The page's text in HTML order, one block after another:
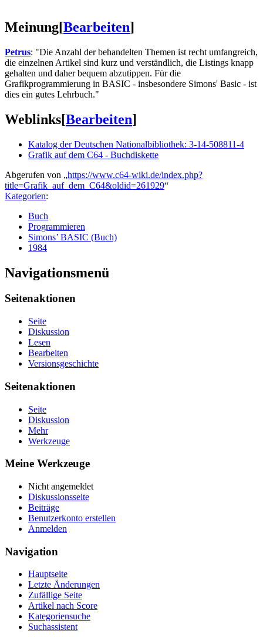
Meinung[Bearbeiten]
Petrus: "Die Anzahl der behandelten Themen ist recht umfangreich,
die einzelnen Artikel sind kurz und verständlich, die Listings knapp
gehalten und daher bequem abzutippen. Für die
Grafikprogrammierung in BASIC - insbesondere Simons' Basic - ist
dies ein gutes Lehrbuch."
Weblinks[Bearbeiten]
Katalog der Deutschen Nationalbibliothek: 3-14-508811-4
Grafik auf dem C64 - Buchdiskette
Abgerufen von „https://www.c64-wiki.de/index.php?
title=Grafik_auf_dem_C64&oldid=261929“
Kategorien:
Buch
Programmieren
Simons’ BASIC (Buch)
1984
Navigationsmenü
Seitenaktionen
Seite
Diskussion
Lesen
Bearbeiten
Versionsgeschichte
Seitenaktionen
Seite
Diskussion
Mehr
Werkzeuge
Meine Werkzeuge
Nicht angemeldet
Diskussionsseite
Beiträge
Benutzerkonto erstellen
Anmelden
Navigation
Hauptseite
Letzte Änderungen
Zufällige Seite
Artikel nach Score
Kategoriensuche
Suchassistent